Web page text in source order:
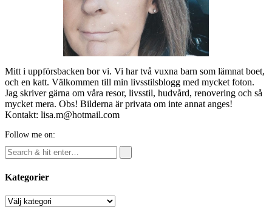
Mitt i uppförsbacken bor vi. Vi har två vuxna barn som lämnat boet,
och en katt. Välkommen till min livsstilsblogg med mycket foton.
Jag skriver gärna om våra resor, livsstil, hudvård, renovering och så
mycket mera. Obs! Bilderna är privata om inte annat anges!
Kontakt: lisa.m@hotmail.com
Follow me on:
Kategorier
Kategorier